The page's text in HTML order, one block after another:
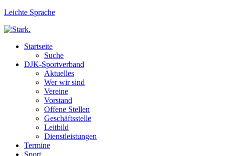
Leichte Sprache
Startseite
Suche
DJK-Sportverband
Aktuelles
Wer wir sind
Vereine
Vorstand
Offene Stellen
Geschäftsstelle
Leitbild
Dienstleistungen
Termine
Sport